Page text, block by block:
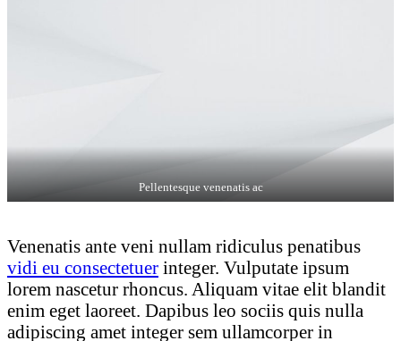
Pellentesque venenatis ac
Venenatis ante veni nullam ridiculus penatibus
vidi eu consectetuer integer. Vulputate ipsum
lorem nascetur rhoncus. Aliquam vitae elit blandit
enim eget laoreet. Dapibus leo sociis quis nulla
adipiscing amet integer sem ullamcorper in